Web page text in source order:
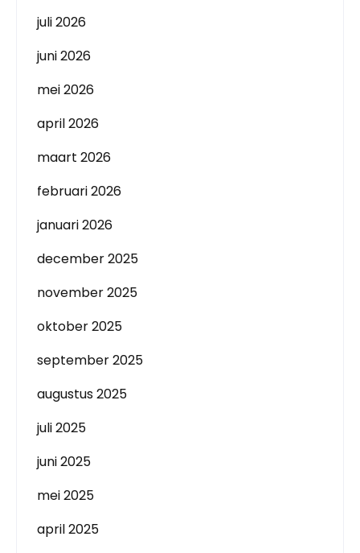
juli 2026
juni 2026
mei 2026
april 2026
maart 2026
februari 2026
januari 2026
december 2025
november 2025
oktober 2025
september 2025
augustus 2025
juli 2025
juni 2025
mei 2025
april 2025